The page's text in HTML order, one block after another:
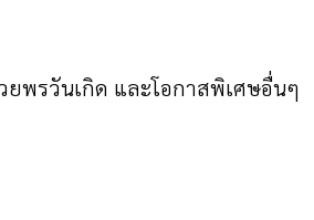
พรวันเกิด และโอกาสพิเศษอื่นๆ